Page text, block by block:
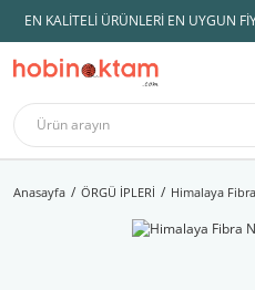
EN KALİTELİ ÜRÜNLERİ EN UYGUN
Anasayfa ÖRGÜ İPLERİ Himalaya